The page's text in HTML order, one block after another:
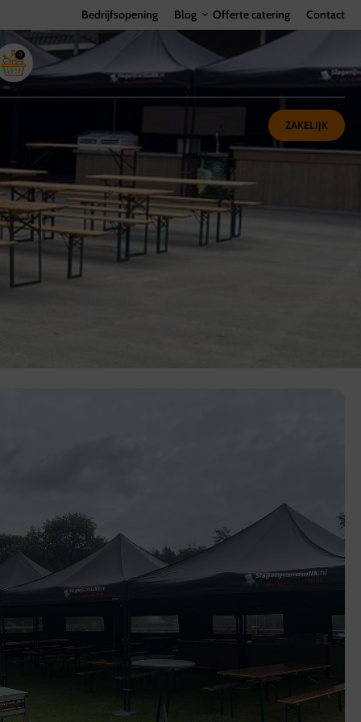
Bedrijfsopening Blog Offerte catering Contact
0
ZAKELIJK